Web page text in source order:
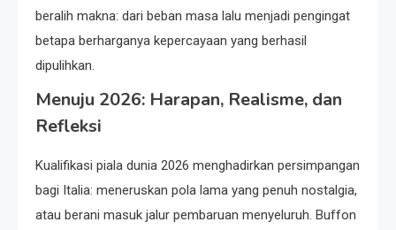
beralih makna: dari beban masa lalu menjadi pengingat
betapa berharganya kepercayaan yang berhasil
dipulihkan.
Menuju 2026: Harapan, Realisme, dan
Refleksi
Kualifikasi piala dunia 2026 menghadirkan persimpangan
bagi Italia: meneruskan pola lama yang penuh nostalgia,
atau berani masuk jalur pembaruan menyeluruh. Buffon